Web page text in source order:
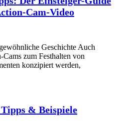
Cam-Video
Geschichte Auch
zum Festhalten von
konzipiert werden,
& Beispiele